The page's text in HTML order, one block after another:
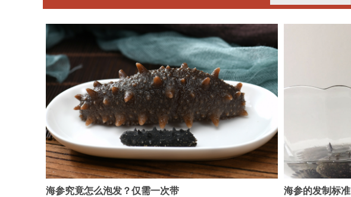
海参究竟怎么泡发？仅需一次带 海参的发制标准